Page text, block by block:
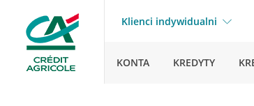
Klienci indywidualni
KONTA KREDYTY